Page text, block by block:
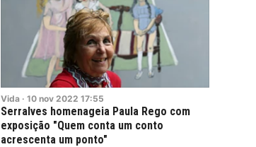
Vida · 10 nov 2022 17:55
Serralves homenageia Paula Rego com
exposição "Quem conta um conto
acrescenta um ponto"